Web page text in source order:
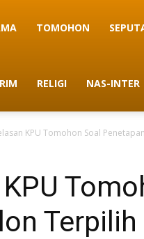
TOMOHON
RELIGI NAS-INTER
KPU Tomohon Soal
Terpilih